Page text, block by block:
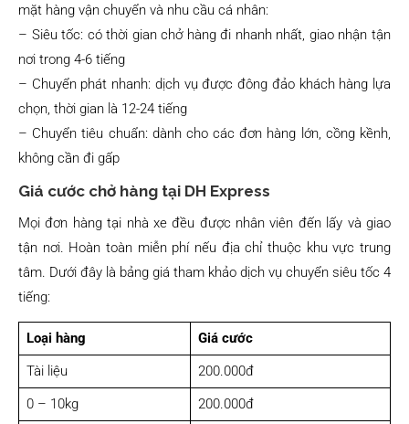
mặt hàng vận chuyển và nhu cầu cá nhân:
– Siêu tốc: có thời gian chở hàng đi nhanh nhất, giao nhận tận
nơi trong 4-6 tiếng
– Chuyển phát nhanh: dịch vụ được đông đảo khách hàng lựa
chọn, thời gian là 12-24 tiếng
– Chuyển tiêu chuẩn: dành cho các đơn hàng lớn, cồng kềnh,
không cần đi gấp
Giá cước chở hàng tại DH Express
Mọi đơn hàng tại nhà xe đều được nhân viên đến lấy và giao
tận nơi. Hoàn toàn miễn phí nếu địa chỉ thuộc khu vực trung
tâm. Dưới đây là bảng giá tham khảo dịch vụ chuyển siêu tốc 4
tiếng:
Loại hàng
Giá cước
Tài liệu
200.000đ
0 – 10kg
200.000đ